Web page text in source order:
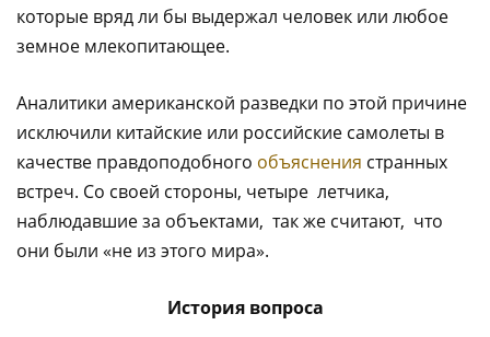
которые вряд ли бы выдержал человек или любое
земное млекопитающее.
Аналитики американской разведки по этой причине
исключили китайские или российские самолеты в
качестве правдоподобного объяснения странных
встреч. Со своей стороны, четыре летчика,
наблюдавшие за объектами, так же считают, что
они были «не из этого мира».
История вопроса